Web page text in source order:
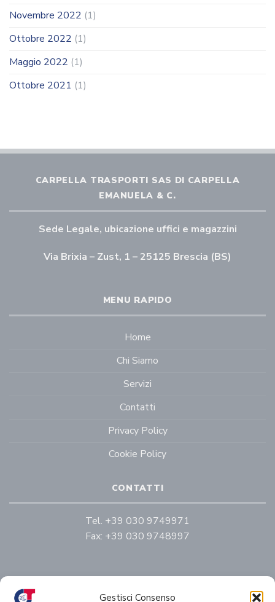
Gestisci Consenso
Novembre 2022 (1)
Ottobre 2022 (1)
Maggio 2022 (1)
Ottobre 2021 (1)
CARPELLA TRASPORTI SAS DI CARPELLA
EMANUELA & C.
Sede Legale, ubicazione uffici e magazzini
Via Brixia – Zust, 1 – 25125 Brescia (BS)
MENU RAPIDO
Home
Chi Siamo
Servizi
Contatti
Privacy Policy
Cookie Policy
CONTATTI
Tel. +39 030 9749971
Fax: +39 030 9748997